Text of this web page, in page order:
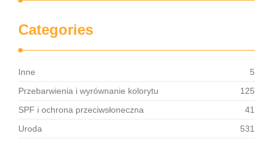
Categories
Inne
5
Przebarwienia i wyrównanie kolorytu
125
SPF i ochrona przeciwsłoneczna
41
Uroda
531